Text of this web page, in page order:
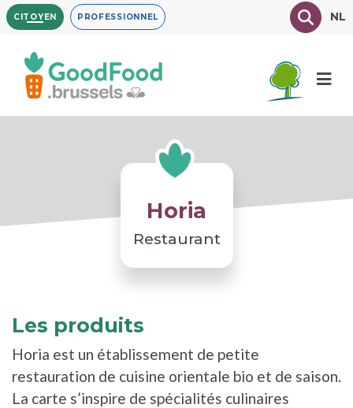
Aller
au
contenu
principal
CITOYEN PROFESSIONNEL TexteNL
Horia
Restaurant
Les produits
Horia est un établissement de petite
restauration de cuisine orientale bio et de saison.
La carte s’inspire de spécialités culinaires